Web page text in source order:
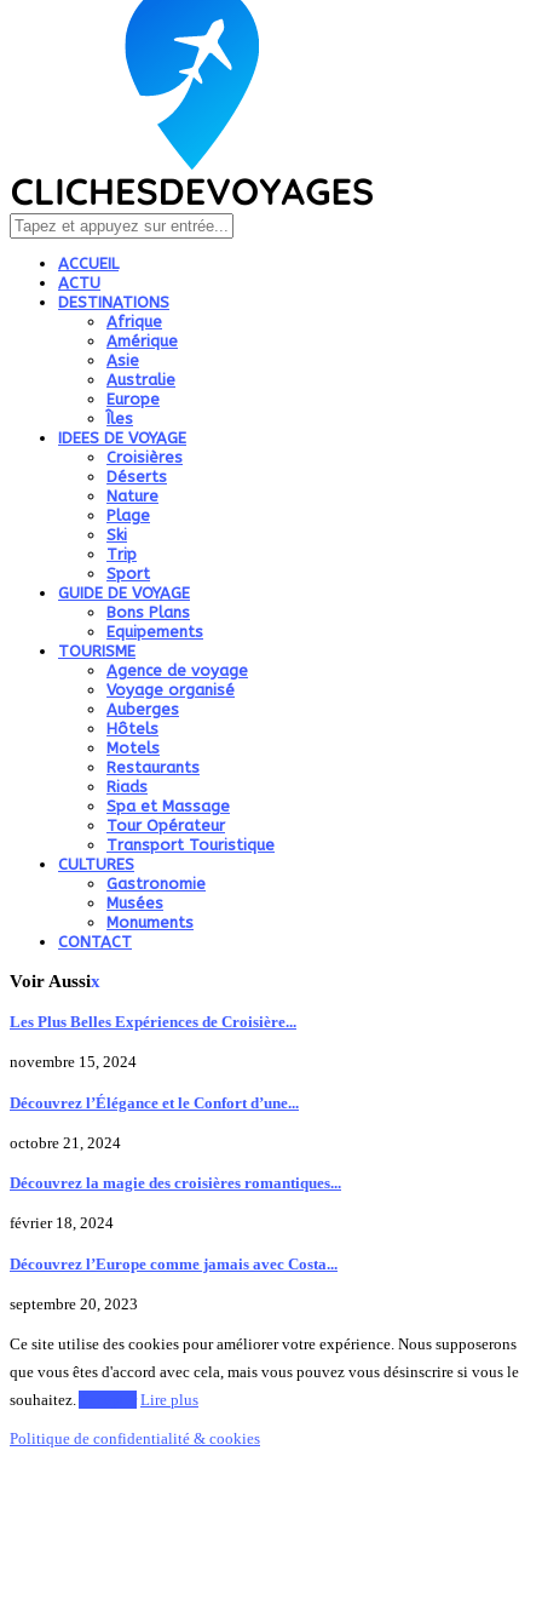
ACCUEIL
ACTU
DESTINATIONS
Afrique
Amérique
Asie
Australie
Europe
Îles
IDEES DE VOYAGE
Croisières
Déserts
Nature
Plage
Ski
Trip
Sport
GUIDE DE VOYAGE
Bons Plans
Equipements
TOURISME
Agence de voyage
Voyage organisé
Auberges
Hôtels
Motels
Restaurants
Riads
Spa et Massage
Tour Opérateur
Transport Touristique
CULTURES
Gastronomie
Musées
Monuments
CONTACT
Voir Aussix
Les Plus Belles Expériences de Croisière...
novembre 15, 2024
Découvrez l’Élégance et le Confort d’une...
octobre 21, 2024
Découvrez la magie des croisières romantiques...
février 18, 2024
Découvrez l’Europe comme jamais avec Costa...
septembre 20, 2023
Ce site utilise des cookies pour améliorer votre expérience. Nous supposerons
que vous êtes d'accord avec cela, mais vous pouvez vous désinscrire si vous le
souhaitez.
Lire plus
Politique de confidentialité & cookies